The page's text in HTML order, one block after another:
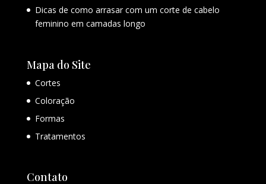
Dicas de como arrasar com um corte de cabelo
feminino em camadas longo
Mapa do Site
Cortes
Coloração
Formas
Tratamentos
Contato